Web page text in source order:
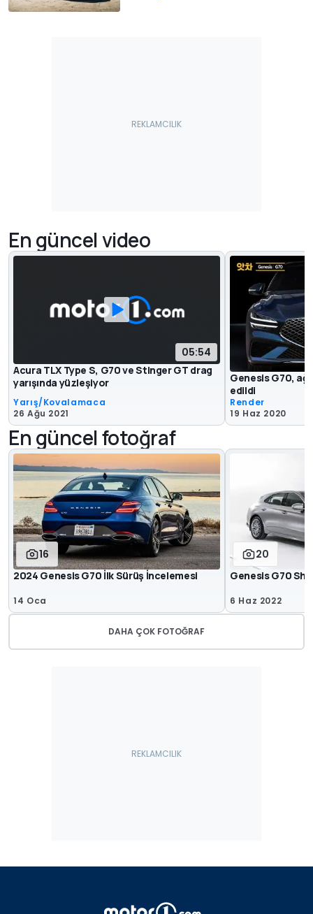
En güncel video
05:54
Acura TLX Type S, G70 ve Stinger GT drag
yarışında yüzleşiyor
Yarış/Kovalamaca
26 Ağu 2021
Genesis G70,
edildi
Render
19 Haz 2020
En güncel fotoğraf
16
2024 Genesis G70 İlk Sürüş İncelemesi
14 Oca
20
Genesis G70
6 Haz 2022
DAHA ÇOK FOTOĞRAF